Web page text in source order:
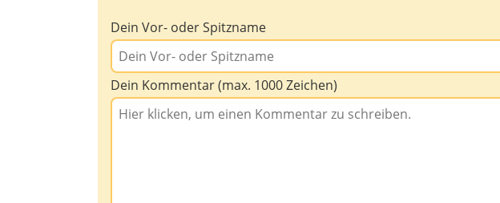
Dein Vor- oder Spitzname
Dein Kommentar (max. 1000 Zeichen)